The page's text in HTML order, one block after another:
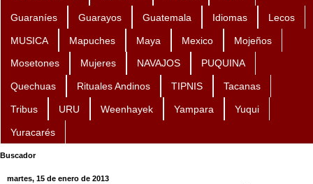
Guaraníes Guarayos Guatemala Idiomas Lecos
MUSICA Mapuches Maya Mexico Mojeños
Mosetones Mujeres NAVAJOS PUQUINA
Quechuas Rituales Andinos TIPNIS Tacanas
Tribus URU Weenhayek Yampara Yuqui
Yuracarés
Buscador
martes, 15 de enero de 2013